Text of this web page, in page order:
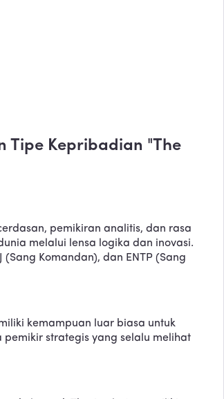
Tipe Kepribadian "The
pemikiran analitis, dan rasa
melalui lensa logika dan inovasi.
Komandan), dan ENTP (Sang
kemampuan luar biasa untuk
strategis yang selalu melihat